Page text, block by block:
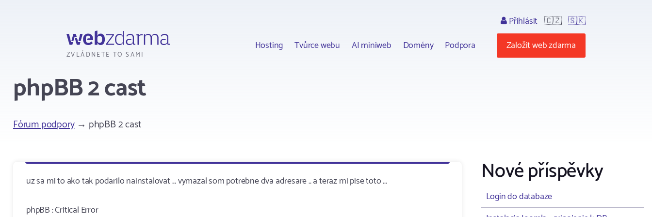
ZVLÁDNETE TO SAMI
Hosting Tvůrce webu AI miniweb Domény Podpora
Přihlásit 🇨🇿 🇸🇰
Založit web zdarma
phpBB 2 cast
Fórum podpory→ phpBB 2 cast
uz sa mi to ako tak podarilo nainstalovat ... vymazal som potrebne dva adresare .. a teraz mi pise toto ...
phpBB : Critical Error
Nové příspěvky
Login do databaze